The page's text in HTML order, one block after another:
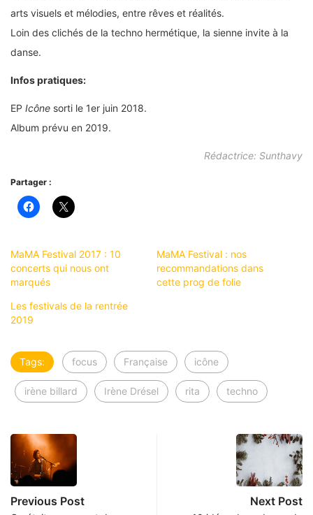
arts visuels et mélodies, entre rêves et réalités.
Loin des clichés de la techno hermétique, la sienne invite à la
danse.
Infos pratiques:
EP Icône sorti le 1er juin 2018.
Album prévu en 2019.
Rédactrice: Sunthavy
Partager :
MaMA Festival 2017 : 10
concerts qui nous ont
marqués
MaMA Festival : nos
recommandations dans
cette prog de folie
Les festivals de la rentrée
2019
Tags: focus Française icône
irène billard Irène Drésel rita techno
Previous Post Next Post